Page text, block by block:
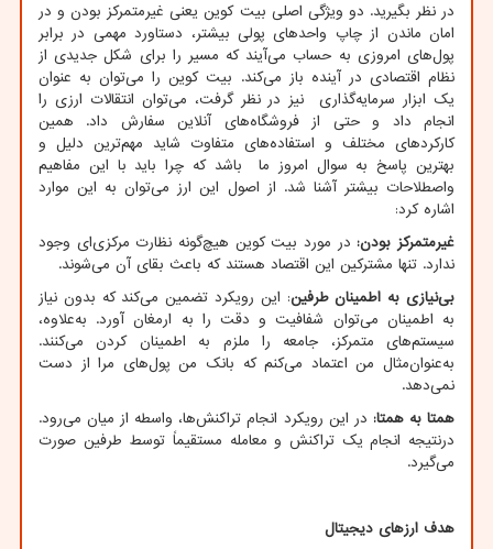
در نظر بگیرید. دو ویژگی اصلی بیت کوین یعنی غیرمتمرکز بودن و در
امان ماندن از چاپ واحدهای پولی بیشتر، دستاورد مهمی در برابر
پول‌های امروزی به حساب می‌آیند که مسیر را برای شکل جدیدی از
نظام اقتصادی در آینده باز می‌کند. بیت کوین را می‌توان به عنوان
یک ابزار سرمایه‌گذاری نیز در نظر گرفت، می‌توان انتقالات ارزی را
انجام داد و حتی از فروشگاه‌های آنلاین سفارش داد. همین
کارکردهای مختلف و استفاده‌های متفاوت شاید مهم‌ترین دلیل و
بهترین پاسخ به سوال امروز ما باشد که چرا باید با این مفاهیم
واصطلاحات بیشتر آشنا شد. از اصول این ارز می‌توان به این موارد
اشاره کرد:
غیرمتمرکز بودن: در مورد بیت کوین هیچ‌گونه نظارت مرکزی‌ای وجود
ندارد. تنها مشترکین این اقتصاد هستند که باعث بقای آن می‌شوند.
بی‌نیازی به اطمینان طرفین: این رویکرد تضمین می‌کند که بدون نیاز
به اطمینان می‌توان شفافیت و دقت را به ارمغان آورد. به‌علاوه،
سیستم‌های متمرکز، جامعه را ملزم به اطمینان کردن می‌کنند.
به‌عنوان‌مثال من اعتماد می‌کنم که بانک من پول‌های مرا از دست
نمی‌دهد.
همتا به همتا: در این رویکرد انجام تراکنش‌ها، واسطه از میان می‌رود.
درنتیجه انجام یک تراکنش و معامله مستقیماً توسط طرفین صورت
می‌گیرد.
هدف ارزهای دیجیتال